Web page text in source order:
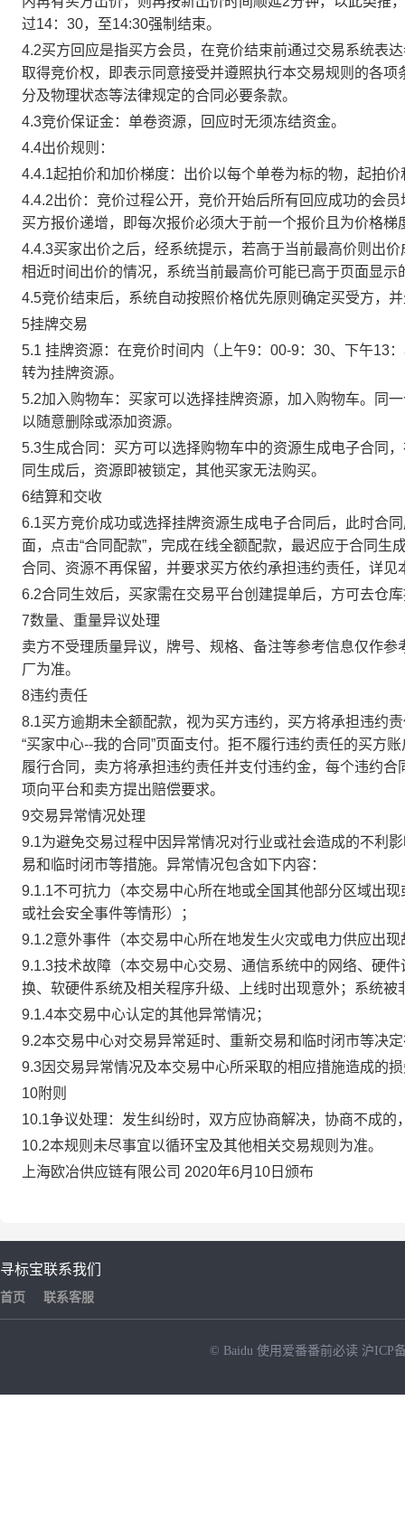
过14：30，至14:30强制结束。
4.2买方回应是指买方会员，在竞价结束前通过交易系统表
取得竞价权，即表示同意接受并遵照执行本交易规则的各
分及物理状态等法律规定的合同必要条款。
4.3竞价保证金：单卷资源，回应时无须冻结资金。
4.4出价规则：
4.4.1起拍价和加价梯度：出价以每个单卷为标的物，起拍
4.4.2出价：竞价过程公开，竞价开始后所有回应成功的会
买方报价递增，即每次报价必须大于前一个报价且为价格
4.4.3买家出价之后，经系统提示，若高于当前最高价则出
相近时间出价的情况，系统当前最高价可能已高于页面显示
4.5竞价结束后，系统自动按照价格优先原则确定买受方，
5挂牌交易
5.1 挂牌资源：在竞价时间内（上午9：00-9：30、下午13
转为挂牌资源。
5.2加入购物车：买家可以选择挂牌资源，加入购物车。同
以随意删除或添加资源。
5.3生成合同：买方可以选择购物车中的资源生成电子合同
同生成后，资源即被锁定，其他买家无法购买。
6结算和交收
6.1买方竞价成功或选择挂牌资源生成电子合同后，此时合
面，点击“合同配款”，完成在线全额配款，最迟应于合同
合同、资源不再保留，并要求买方依约承担违约责任，详见
6.2合同生效后，买家需在交易平台创建提单后，方可去仓
7数量、重量异议处理
卖方不受理质量异议，牌号、规格、备注等参考信息仅作
厂为准。
8违约责任
8.1买方逾期未全额配款，视为买方违约，买方将承担违约
“买家中心--我的合同”页面支付。拒不履行违约责任的买方
履行合同，卖方将承担违约责任并支付违约金，每个违约
项向平台和卖方提出赔偿要求。
9交易异常情况处理
9.1为避免交易过程中因异常情况对行业或社会造成的不利
易和临时闭市等措施。异常情况包含如下内容：
9.1.1不可抗力（本交易中心所在地或全国其他部分区域出
或社会安全事件等情形）；
9.1.2意外事件（本交易中心所在地发生火灾或电力供应出
9.1.3技术故障（本交易中心交易、通信系统中的网络、硬
换、软硬件系统及相关程序升级、上线时出现意外；系统
9.1.4本交易中心认定的其他异常情况；
9.2本交易中心对交易异常延时、重新交易和临时闭市等决
9.3因交易异常情况及本交易中心所采取的相应措施造成的
10附则
10.1争议处理：发生纠纷时，双方应协商解决，协商不成
10.2本规则未尽事宜以循环宝及其他相关交易规则为准。
上海欧冶供应链有限公司 2020年6月10日颁布
寻标宝
首页
联系我们
联系客服
© Baidu 使用爱番番前必读 沪ICP